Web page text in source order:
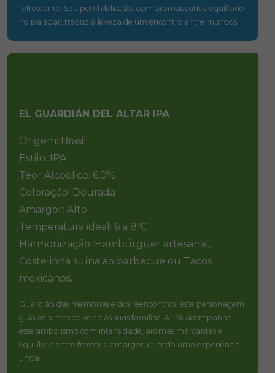
refrescante. Seu perfil delicado, com aromas sutis e equilíbrio
no paladar, traduz a leveza de um encontro entre mundos.
EL GUARDIÁN DEL ALTAR IPA
Origem: Brasil
Estilo: IPA
Teor Alcoólico: 6,0%
Coloração: Dourada
Amargor: Alto
Temperatura ideal: 6 a 8ºC
Harmonização :Hambúrguer artesanal,
Costelinha suína ao barbecue ou Tacos
mexicanos.
Guardião das memórias e dos reencontros, este personagem
guia as almas de volta às suas famílias. A IPA acompanha
esse simbolismo com intensidade, aromas marcantes e
equilíbrio entre frescor e amargor, criando uma experiência
única